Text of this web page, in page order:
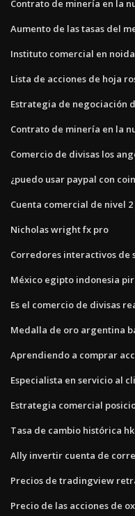
Contrato de minería en la
Aumento de las tasas del
Instituto comercial en noida
Lista de acciones de hoja
Estrategia de negociación
Contrato de minería en la
Comercio de divisas los
¿puedo usar paypal con
Cuenta comercial de nivel 2
Nicholas wright fx pro
Corredores interactivos de
México egipto indonesia
Es el comercio de divisas
Medalla de oro argentina
Aprendiendo a comprar
Especialista en servicio al
Estrategia comercial
Tasa de cambio histórica
Ally invertir cuenta de
Precios de tradingview
Precio de las acciones de